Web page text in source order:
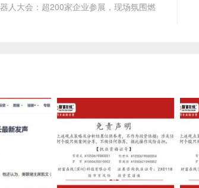
人大会：超200家企业参展，现场氛围燃